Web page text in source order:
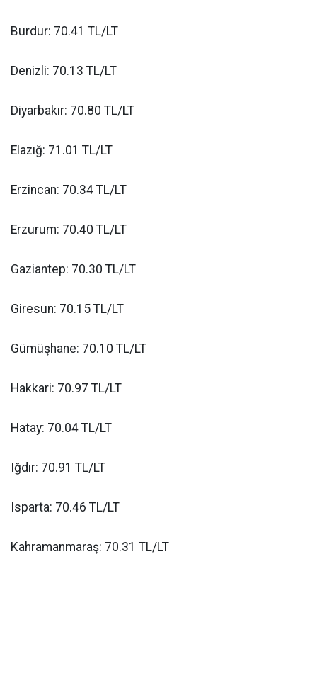
Burdur: 70.41 TL/LT
Denizli: 70.13 TL/LT
Diyarbakır: 70.80 TL/LT
Elazığ: 71.01 TL/LT
Erzincan: 70.34 TL/LT
Erzurum: 70.40 TL/LT
Gaziantep: 70.30 TL/LT
Giresun: 70.15 TL/LT
Gümüşhane: 70.10 TL/LT
Hakkari: 70.97 TL/LT
Hatay: 70.04 TL/LT
Iğdır: 70.91 TL/LT
Isparta: 70.46 TL/LT
Kahramanmaraş: 70.31 TL/LT